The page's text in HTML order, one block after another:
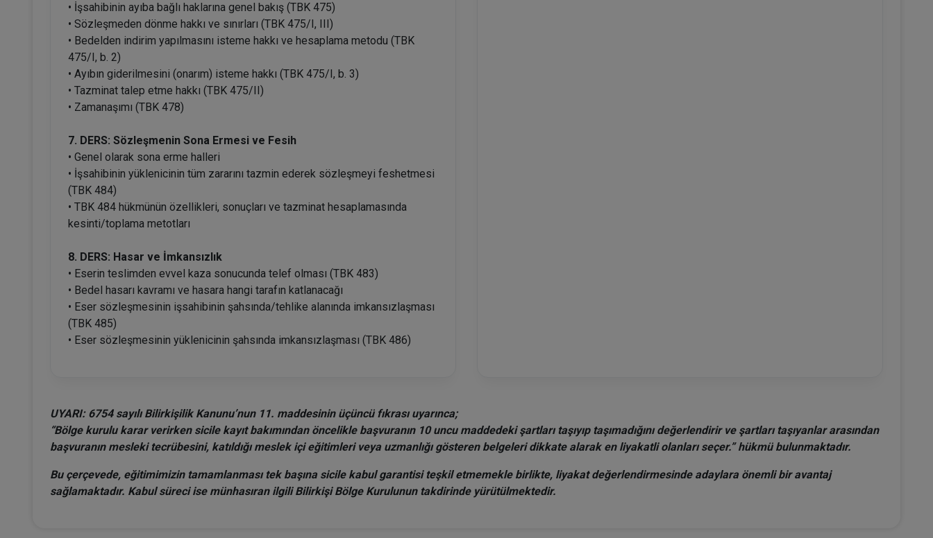
• İşsahibinin ayıba bağlı haklarına genel bakış (TBK 475)
• Sözleşmeden dönme hakkı ve sınırları (TBK 475/I, III)
• Bedelden indirim yapılmasını isteme hakkı ve hesaplama metodu (TBK
475/I, b. 2)
• Ayıbın giderilmesini (onarım) isteme hakkı (TBK 475/I, b. 3)
• Tazminat talep etme hakkı (TBK 475/II)
• Zamanaşımı (TBK 478)
7. DERS: Sözleşmenin Sona Ermesi ve Fesih
• Genel olarak sona erme halleri
• İşsahibinin yüklenicinin tüm zararını tazmin ederek sözleşmeyi feshetmesi
(TBK 484)
• TBK 484 hükmünün özellikleri, sonuçları ve tazminat hesaplamasında
kesinti/toplama metotları
8. DERS: Hasar ve İmkansızlık
• Eserin teslimden evvel kaza sonucunda telef olması (TBK 483)
• Bedel hasarı kavramı ve hasara hangi tarafın katlanacağı
• Eser sözleşmesinin işsahibinin şahsında/tehlike alanında imkansızlaşması
(TBK 485)
• Eser sözleşmesinin yüklenicinin şahsında imkansızlaşması (TBK 486)
UYARI: 6754 sayılı Bilirkişilik Kanunu’nun 11. maddesinin üçüncü fıkrası uyarınca;
“Bölge kurulu karar verirken sicile kayıt bakımından öncelikle başvuranın 10 uncu maddedeki şartları taşıyıp taşımadığını değerlendirir ve şartları taşıyanlar arasından
başvuranın mesleki tecrübesini, katıldığı meslek içi eğitimleri veya uzmanlığı gösteren belgeleri dikkate alarak en liyakatli olanları seçer.” hükmü bulunmaktadır.
Bu çerçevede, eğitimimizin tamamlanması tek başına sicile kabul garantisi teşkil etmemekle birlikte, liyakat değerlendirmesinde adaylara önemli bir avantaj
sağlamaktadır. Kabul süreci ise münhasıran ilgili Bilirkişi Bölge Kurulunun takdirinde yürütülmektedir.